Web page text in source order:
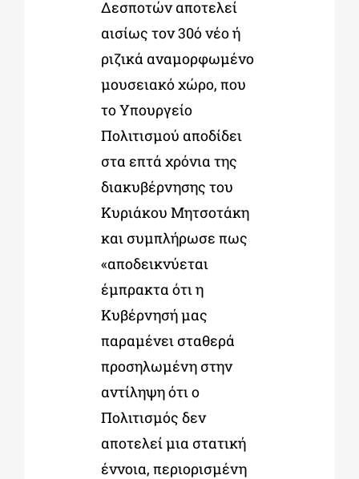
Δεσποτών αποτελεί
αισίως τον 30ό νέο ή
ριζικά αναμορφωμένο
μουσειακό χώρο, που
το Υπουργείο
Πολιτισμού αποδίδει
στα επτά χρόνια της
διακυβέρνησης του
Κυριάκου Μητσοτάκη
και συμπλήρωσε πως
«αποδεικνύεται
έμπρακτα ότι η
Κυβέρνησή μας
παραμένει σταθερά
προσηλωμένη στην
αντίληψη ότι ο
Πολιτισμός δεν
αποτελεί μια στατική
έννοια, περιορισμένη